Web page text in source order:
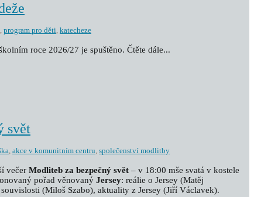
, program pro děti, katecheze
roce 2026/27 je spuštěno. Čtěte dále...
svět
, akce v komunitním centru, společenství modlitby
večer Modliteb za bezpečný svět – v 18:00 mše svatá v kostele
pořad věnovaný Jersey: reálie o Jersey (Matěj
(Miloš Szabo), aktuality z Jersey (Jiří Václavek).